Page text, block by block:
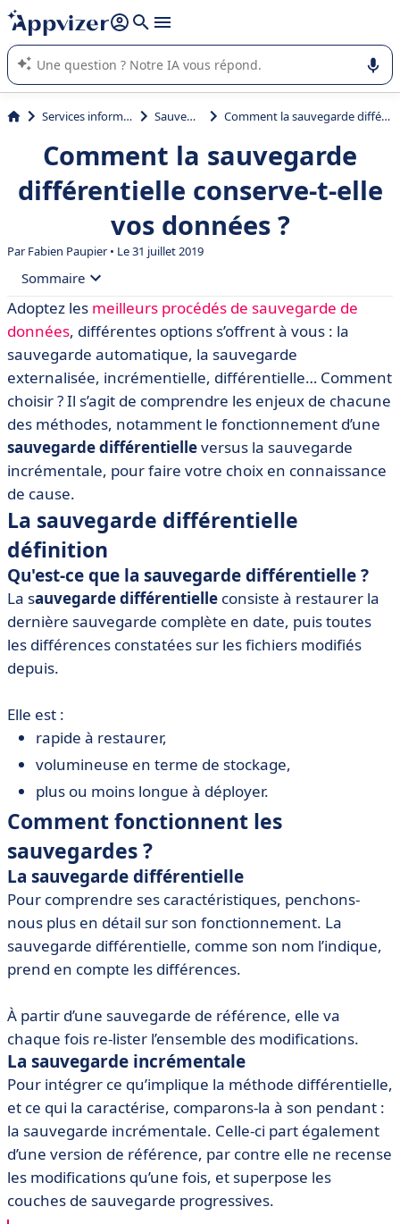
répondre (plusieurs lignes avec
L'IA de Appvizer vous guide dans l'utilisation ou la sélection de
logiciel SaaS en entreprise.
Services informatiques Sauvegarde Comment la sauvegarde différentielle conserve-t-elle vos données ?
Comment la sauvegarde
différentielle conserve-t-elle
vos données ?
Par Fabien Paupier • Le 31 juillet 2019
Sommaire
• La sauvegarde différentielle définition
• Comment fonctionnent les sauvegardes ?
• Quels en sont les avantages et les inconvénients ?
• Dans quels cas déployer une sauvegarde différentielle
?
• Comment mettre en place vos sauvegardes ?
Adoptez les meilleurs procédés de sauvegarde de
données, différentes options s’offrent à vous : la
sauvegarde automatique, la sauvegarde
externalisée, incrémentielle, différentielle… Comment
choisir ? Il s’agit de comprendre les enjeux de chacune
des méthodes, notamment le fonctionnement d’une
sauvegarde différentielleversus la sauvegarde
incrémentale, pour faire votre choix en connaissance
de cause.
La sauvegarde différentielle
définition
Qu'est-ce que la sauvegarde différentielle ?
La sauvegarde différentielle consiste à restaurer la
dernière sauvegarde complète en date, puis toutes
les différences constatées sur les fichiers modifiés
depuis.
Elle est :
rapide à restaurer,
volumineuse en terme de stockage,
plus ou moins longue à déployer.
Comment fonctionnent les
sauvegardes ?
La sauvegarde différentielle
Pour comprendre ses caractéristiques, penchons-
nous plus en détail sur son fonctionnement. La
sauvegarde différentielle, comme son nom l’indique,
prend en compte les différences.
À partir d’une sauvegarde de référence, elle va
chaque fois re-lister l’ensemble des modifications.
La sauvegarde incrémentale
Pour intégrer ce qu’implique la méthode différentielle,
et ce qui la caractérise, comparons-la à son pendant :
la sauvegarde incrémentale. Celle-ci part également
d’une version de référence, par contre elle ne recense
les modifications qu’une fois, et superpose les
couches de sauvegarde progressives.